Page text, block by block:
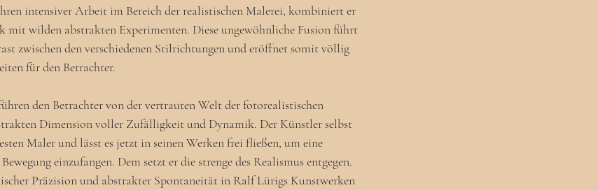
intensiver Arbeit im Bereich der realistischen Malerei, kombiniert er
mit wilden abstrakten Experimenten. Diese ungewöhnliche Fusion führt
zwischen den verschiedenen Stilrichtungen und eröffnet somit völlig
für den Betrachter.
den Betrachter von der vertrauten Welt der fotorealistischen
Dimension voller Zufälligkeit und Dynamik. Der Künstler selbst
Maler und lässt es jetzt in seinen Werken frei fließen, um eine
einzufangen. Dem setzt er die strenge des Realismus entgegen.
Präzision und abstrakter Spontaneität in Ralf Lürigs Kunstwerken